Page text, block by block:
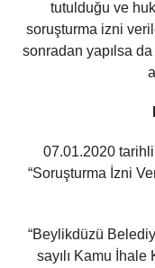
tutulduğu ve
soruşturma izni
sonradan yapılsa
07.01.2020 tarihli
“Soruşturma İzni
“Beylikdüzü
sayılı Kamu